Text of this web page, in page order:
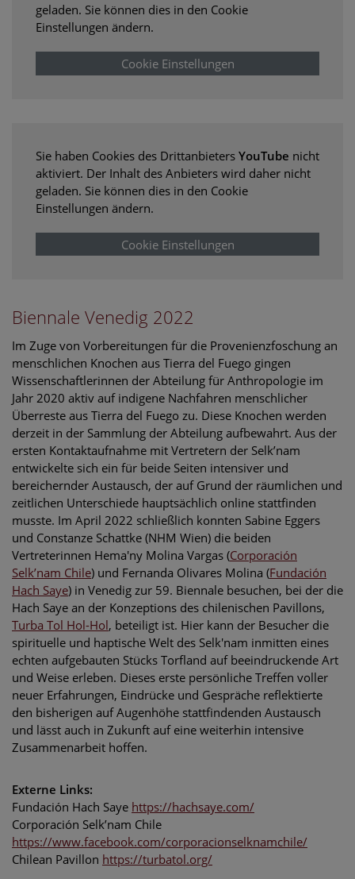
geladen. Sie können dies in den Cookie
Einstellungen ändern.
Cookie Einstellungen
Sie haben Cookies des Drittanbieters YouTube nicht
aktiviert. Der Inhalt des Anbieters wird daher nicht
geladen. Sie können dies in den Cookie
Einstellungen ändern.
Cookie Einstellungen
Biennale Venedig 2022
Im Zuge von Vorbereitungen für die Provenienzfoschung an
menschlichen Knochen aus Tierra del Fuego gingen
Wissenschaftlerinnen der Abteilung für Anthropologie im
Jahr 2020 aktiv auf indigene Nachfahren menschlicher
Überreste aus Tierra del Fuego zu. Diese Knochen werden
derzeit in der Sammlung der Abteilung aufbewahrt. Aus der
ersten Kontaktaufnahme mit Vertretern der Selk’nam
entwickelte sich ein für beide Seiten intensiver und
bereichernder Austausch, der auf Grund der räumlichen und
zeitlichen Unterschiede hauptsächlich online stattfinden
musste. Im April 2022 schließlich konnten Sabine Eggers
und Constanze Schattke (NHM Wien) die beiden
Vertreterinnen Hema'ny Molina Vargas (Corporación
Selk’nam Chile) und Fernanda Olivares Molina (Fundación
Hach Saye) in Venedig zur 59. Biennale besuchen, bei der die
Hach Saye an der Konzeptions des chilenischen Pavillons,
Turba Tol Hol-Hol, beteiligt ist. Hier kann der Besucher die
spirituelle und haptische Welt des Selk'nam inmitten eines
echten aufgebauten Stücks Torfland auf beeindruckende Art
und Weise erleben. Dieses erste persönliche Treffen voller
neuer Erfahrungen, Eindrücke und Gespräche reflektierte
den bisherigen auf Augenhöhe stattfindenden Austausch
und lässt auch in Zukunft auf eine weiterhin intensive
Zusammenarbeit hoffen.
Externe Links:
Fundación Hach Saye https://hachsaye.com/
Corporación Selk’nam Chile
https://www.facebook.com/corporacionselknamchile/
Chilean Pavillon https://turbatol.org/